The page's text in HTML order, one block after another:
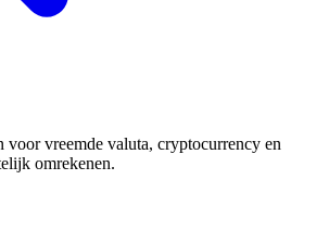
voor vreemde valuta, cryptocurrency en
omrekenen.